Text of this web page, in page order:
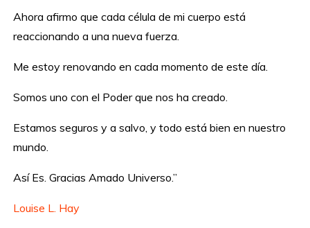
Ahora afirmo que cada célula de mi cuerpo está
reaccionando a una nueva fuerza.
Me estoy renovando en cada momento de este día.
Somos uno con el Poder que nos ha creado.
Estamos seguros y a salvo, y todo está bien en nuestro
mundo.
Así Es. Gracias Amado Universo.”
Louise L. Hay